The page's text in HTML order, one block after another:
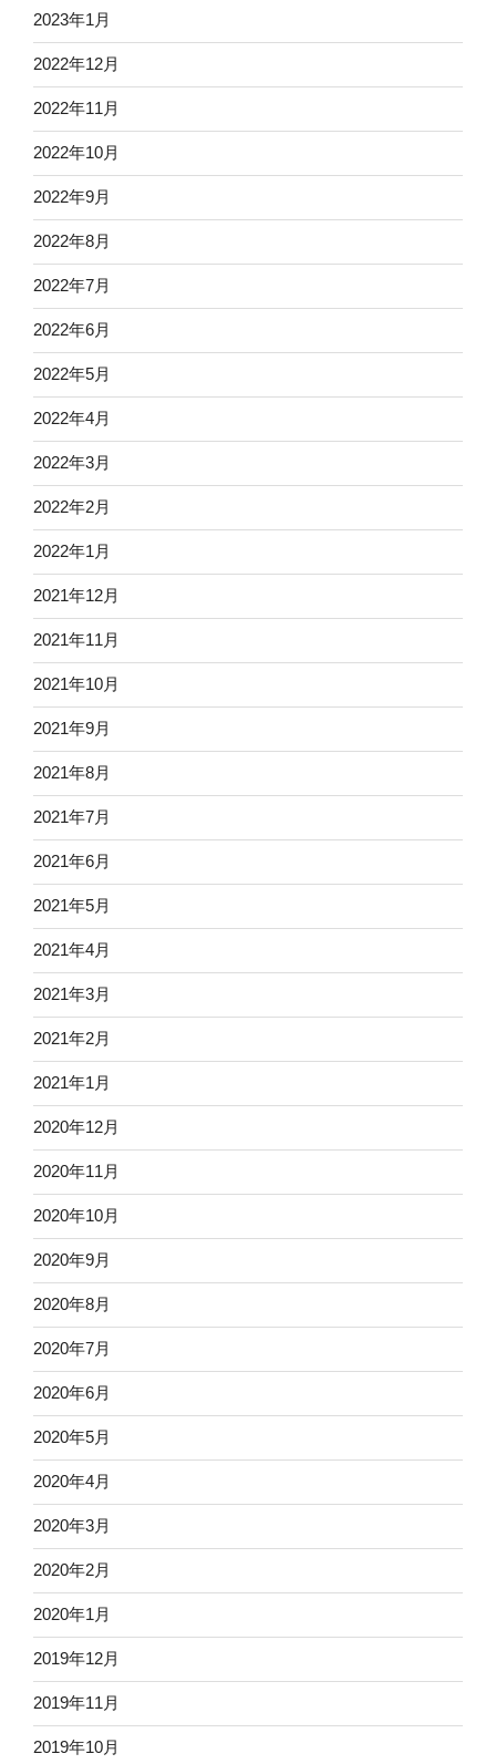
2023年1月
2022年12月
2022年11月
2022年10月
2022年9月
2022年8月
2022年7月
2022年6月
2022年5月
2022年4月
2022年3月
2022年2月
2022年1月
2021年12月
2021年11月
2021年10月
2021年9月
2021年8月
2021年7月
2021年6月
2021年5月
2021年4月
2021年3月
2021年2月
2021年1月
2020年12月
2020年11月
2020年10月
2020年9月
2020年8月
2020年7月
2020年6月
2020年5月
2020年4月
2020年3月
2020年2月
2020年1月
2019年12月
2019年11月
2019年10月